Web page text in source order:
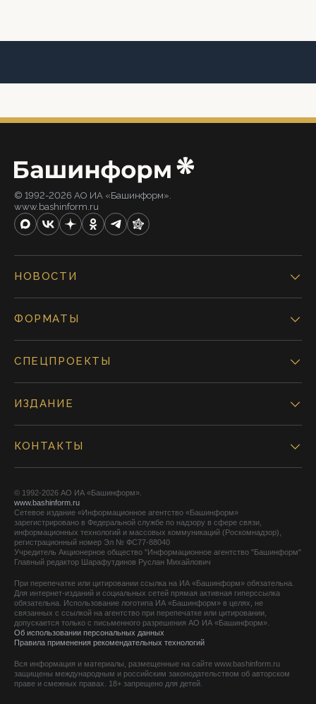
© 1992-2026 АО ИА «Башинформ».
www.bashinform.ru
НОВОСТИ
ФОРМАТЫ
СПЕЦПРОЕКТЫ
ИЗДАНИЕ
КОНТАКТЫ
© 1992-2026 АО ИА «Башинформ».
www.bashinform.ru
Сетевое издание «Информационное агентство «Башинформ»
зарегистрировано в Федеральной службе по надзору в сфере связи,
информационных технологий и массовых коммуникаций (Роскомнадзор),
регистрационный номер Эл № ФС77-88040
Учредитель Акционерное общество "Информационное агентство "Башинформ"
Главный редактор Шарафутдинов Руслан Михайлович
При перепечатке или цитировании ссылка на ИА «Башинформ» обязательна.
Для интернет-изданий и социальных сетей прямая активная гиперссылка
обязательна. Использование логотипа ИА «Башинформ» в целях, не
связанных с ссылкой на агентство при перепечатке или цитировании,
допускается только с письменного разрешения АО ИА «Башинформ».
Об использовании персональных данных
Правила применения рекомендательных технологий
Вся информация и материалы, размещенные на сайте www.bashinform.ru
защищены международным и российским законодательством об авторском
праве и смежных правах. 18+ запрещено для детей.